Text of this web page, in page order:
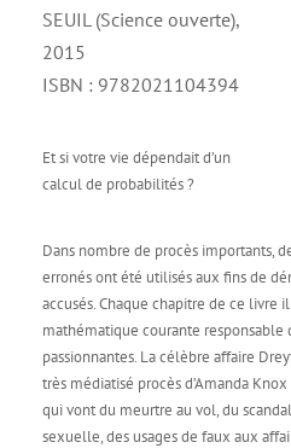
SEUIL (Science ouverte),
2015
ISBN : 9782021104394
Et si votre vie dépendait d’un
calcul de probabilités ?
Dans nombre de procès importants,
erronés ont été utilisés aux fins de
accusés. Chaque chapitre de ce livre
mathématique courante responsable
passionnantes. La célèbre affaire
très médiatisé procès d’Amanda
qui vont du meurtre au vol, du
sexuelle, des usages de faux aux